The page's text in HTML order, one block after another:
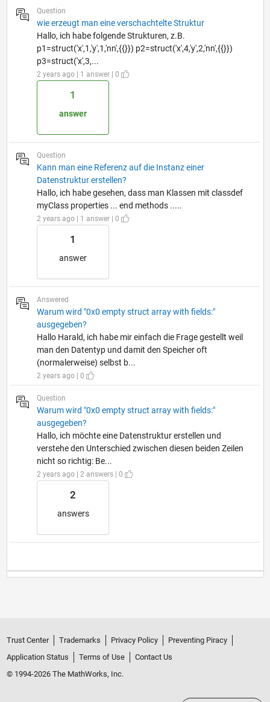
Question
wie erzeugt man eine verschachtelte Struktur
Hallo, ich habe folgende Strukturen, z.B.
p1=struct('x',1,'y',1,'nn',{{}}) p2=struct('x',4,'y',2,'nn',{{}})
p3=struct('x',3,...
2 years ago | 1 answer | 0
1
answer
Question
Kann man eine Referenz auf die Instanz einer
Datenstruktur erstellen?
Hallo, ich habe gesehen, dass man Klassen mit classdef
myClass properties ... end methods .....
2 years ago | 1 answer | 0
1
answer
Answered
Warum wird "0x0 empty struct array with fields:"
ausgegeben?
Hallo Harald, ich habe mir einfach die Frage gestellt weil
man den Datentyp und damit den Speicher oft
(normalerweise) selbst b...
2 years ago | 0
Question
Warum wird "0x0 empty struct array with fields:"
ausgegeben?
Hallo, ich möchte eine Datenstruktur erstellen und
verstehe den Unterschied zwischen diesen beiden Zeilen
nicht so richtig: Be...
2 years ago | 2 answers | 0
2
answers
Trust Center Trademarks Privacy Policy
Preventing Piracy
Application Status
Terms of Use
Contact Us
© 1994-2026 The MathWorks, Inc.